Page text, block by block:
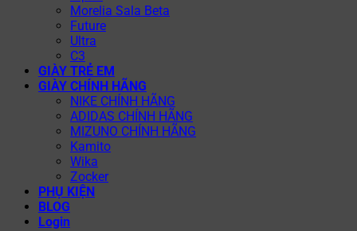
Morelia Sala Beta
Future
Ultra
C3
GIÀY TRẺ EM
GIÀY CHÍNH HÃNG
NIKE CHÍNH HÃNG
ADIDAS CHÍNH HÃNG
MIZUNO CHÍNH HÃNG
Kamito
Wika
Zocker
PHỤ KIỆN
BLOG
Login